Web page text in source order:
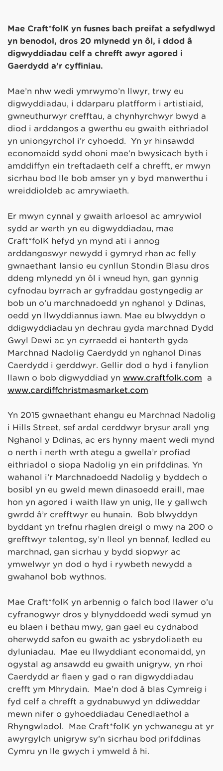
Mae Craft*folK yn fusnes bach preifat a sefydlwyd
yn benodol, dros 20 mlynedd yn ôl, i ddod â
digwyddiadau celf a chrefft awyr agored i
Gaerdydd a’r cyffiniau.
Mae’n nhw wedi ymrwymo’n llwyr, trwy eu
digwyddiadau, i ddarparu platfform i artistiaid,
gwneuthurwyr crefftau, a chynhyrchwyr bwyd a
diod i arddangos a gwerthu eu gwaith eithriadol
yn uniongyrchol i’r cyhoedd. Yn yr hinsawdd
economaidd sydd ohoni mae’n bwysicach byth i
amddiffyn ein treftadaeth celf a chrefft, er mwyn
sicrhau bod lle bob amser yn y byd manwerthu i
wreiddioldeb ac amrywiaeth.
Er mwyn cynnal y gwaith arloesol ac amrywiol
sydd ar werth yn eu digwyddiadau, mae
Craft*folK hefyd yn mynd ati i annog
arddangoswyr newydd i gymryd rhan ac felly
gwnaethant lansio eu cynllun Stondin Blasu dros
ddeng mlynedd yn ôl i wneud hyn, gan gynnig
cyfnodau byrrach ar gyfraddau gostyngedig ar
bob un o’u marchnadoedd yn nghanol y Ddinas,
oedd yn llwyddiannus iawn. Mae eu blwyddyn o
ddigwyddiadau yn dechrau gyda marchnad Dydd
Gŵyl Dewi ac yn cyrraedd ei hanterth gyda
Marchnad Nadolig Caerdydd yn nghanol Dinas
Caerdydd i gerddwyr. Gellir dod o hyd i fanylion
llawn o bob digwyddiad yn www.craftfolk.com a
www.cardiffchristmasmarket.com
Yn 2015 gwnaethant ehangu eu Marchnad Nadolig
i Hills Street, sef ardal cerddwyr brysur arall yng
Nghanol y Ddinas, ac ers hynny maent wedi mynd
o nerth i nerth wrth ategu a gwella’r profiad
eithriadol o siopa Nadolig yn ein prifddinas. Yn
wahanol i’r Marchnadoedd Nadolig y byddech o
bosibl yn eu gweld mewn dinasoedd eraill, mae
hon yn agored i waith llaw yn unig, lle y gallwch
gwrdd â’r crefftwyr eu hunain. Bob blwyddyn
byddant yn trefnu rhaglen dreigl o mwy na 200 o
grefftwyr talentog, sy’n lleol yn bennaf, ledled eu
marchnad, gan sicrhau y bydd siopwyr ac
ymwelwyr yn dod o hyd i rywbeth newydd a
gwahanol bob wythnos.
Mae Craft*folK yn arbennig o falch bod llawer o’u
cyfranogwyr dros y blynyddoedd wedi symud yn
eu blaen i bethau mwy, gan gael eu cydnabod
oherwydd safon eu gwaith ac ysbrydoliaeth eu
dyluniadau. Mae eu llwyddiant economaidd, yn
ogystal ag ansawdd eu gwaith unigryw, yn rhoi
Caerdydd ar flaen y gad o ran digwyddiadau
crefft ym Mhrydain. Mae’n dod â blas Cymreig i
fyd celf a chrefft a gydnabuwyd yn ddiweddar
mewn nifer o gyhoeddiadau Cenedlaethol a
Rhyngwladol. Mae Craft*folK yn ychwanegu at yr
awyrgylch unigryw sy’n sicrhau bod prifddinas
Cymru yn lle gwych i ymweld â hi.